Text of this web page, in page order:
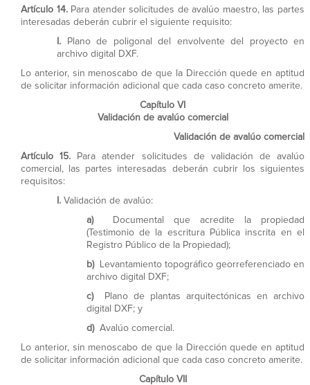
Artículo 14.Para atender solicitudes de avalúo maestro, las partes
interesadas deberán cubrir el siguiente requisito:
I.
Plano de poligonal del envolvente del proyecto en
archivo digital DXF.
Lo anterior, sin menoscabo de que la Dirección quede en aptitud
de solicitar información adicional que cada caso concreto amerite.
Capítulo VI
Validación de avalúo comercial
Validación de avalúo comercial
Artículo 15. Para atender solicitudes de validación de avalúo
comercial, las partes interesadas deberán cubrir los siguientes
requisitos:
I. Validación de avalúo:
a)
Documental que acredite la propiedad
(Testimonio de la escritura Pública inscrita en el
Registro Público de la Propiedad);
b)
Levantamiento topográfico georreferenciado en
archivo digital DXF;
c)
Plano de plantas arquitectónicas en archivo
digital DXF; y
d) Avalúo comercial.
Lo anterior, sin menoscabo de que la Dirección quede en aptitud
de solicitar información adicional que cada caso concreto amerite.
Capítulo VII